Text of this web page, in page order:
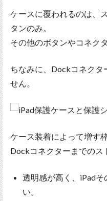
ケースに覆われるのは、
タンのみ。
その他のボタンやコネク
ちなみに、Dockコネクタ
せん。
ケース装着によって増す
Dockコネクターまでのス
透明感が高く、iPad
い。